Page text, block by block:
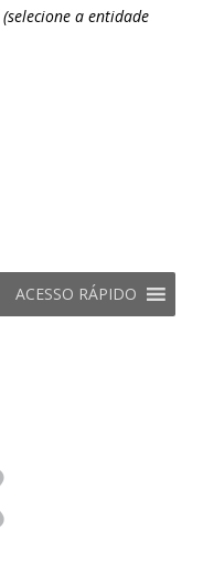
(selecione a entidade
ACESSO RÁPIDO